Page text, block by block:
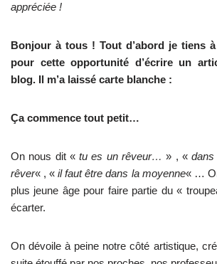
appréciée !
Bonjour à tous ! Tout d’abord je tiens
pour cette opportunité d’écrire un
blog. Il m’a laissé carte blanche :
Ça commence tout petit…
On nous dit «tu es un rêveur… » , «
rêver« , «il faut être dans la moyenne« …
plus jeune âge pour faire partie du «
écarter.
On dévoile à peine notre côté artistique,